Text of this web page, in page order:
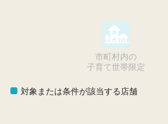
市町村内の
子育て世帯限定
対象または条件が該当する店舗